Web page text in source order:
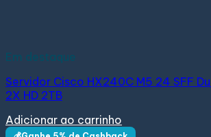
Em destaque
Servidor Cisco HX240C M5 24 SFF
2X HD 2TB
Adicionar ao carrinho